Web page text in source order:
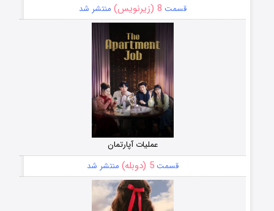
قسمت 8 (زیرنویس) منتشر شد
عملیات آپارتمان
قسمت5 (دوبله) منتشر شد